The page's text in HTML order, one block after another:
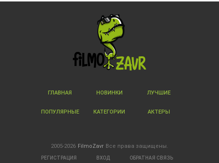
ГЛАВНАЯ НОВИНКИ ЛУЧШИЕ
ПОПУЛЯРНЫЕ КАТЕГОРИИ АКТЕРЫ
2005-2026 FilmoZavr Все права защищены.
РЕГИСТРАЦИЯ ВХОД ОБРАТНАЯ СВЯЗЬ